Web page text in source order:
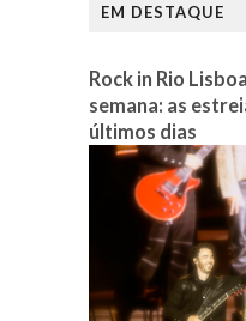
EM DESTAQUE
Rock in Rio
semana: as
últimos dias